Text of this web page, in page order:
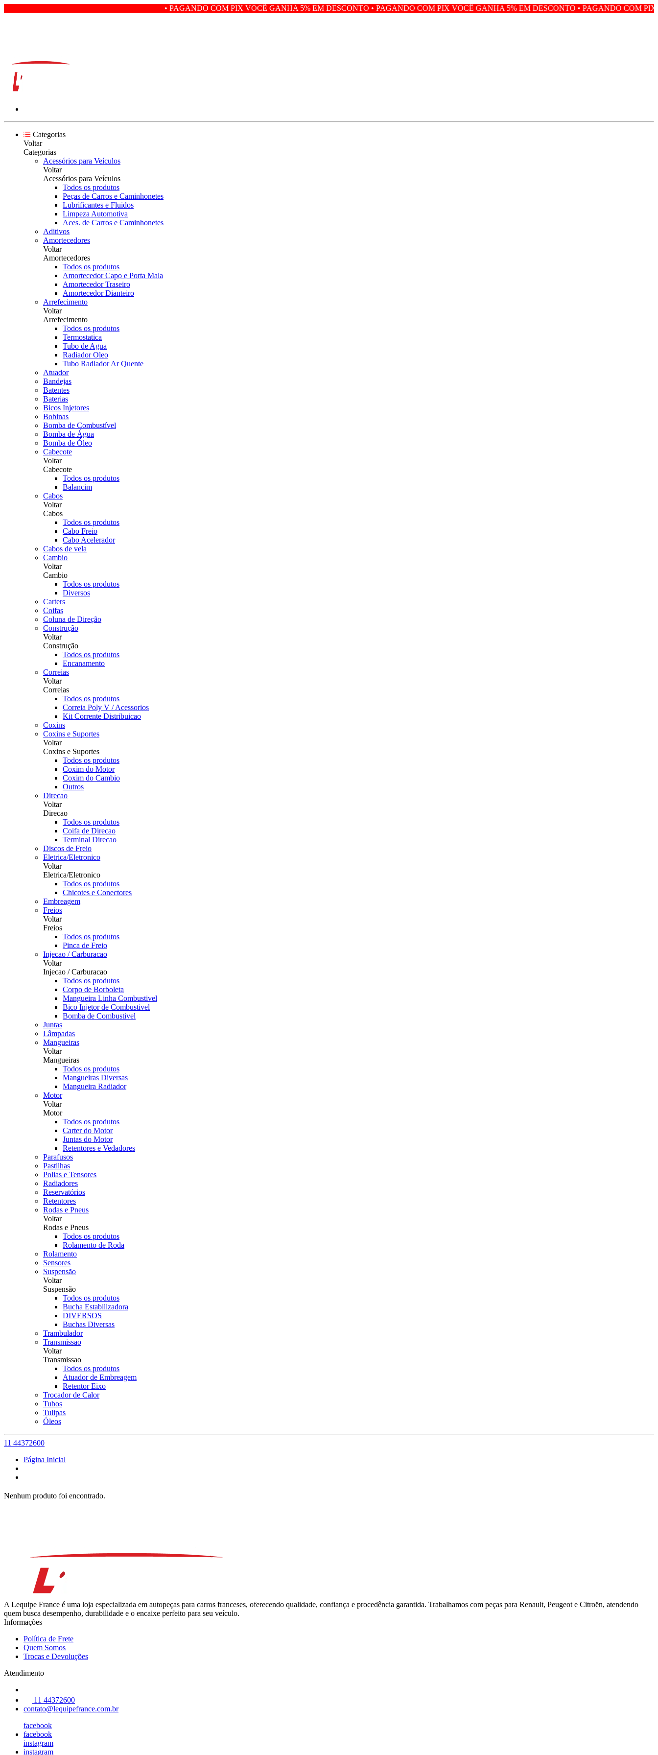
• PAGANDO COM PIX VOCÊ GANHA 5% EM DESCONTO • PAGANDO COM PIX VOCÊ GANHA 5% EM DESCONTO • PAGANDO COM PIX VOCÊ GANHA
Categorias
Voltar
Categorias
Acessórios para Veículos
Voltar
Acessórios para Veículos
Todos os produtos
Peças de Carros e Caminhonetes
Lubrificantes e Fluidos
Limpeza Automotiva
Aces. de Carros e Caminhonetes
Aditivos
Amortecedores
Voltar
Amortecedores
Todos os produtos
Amortecedor Capo e Porta Mala
Amortecedor Traseiro
Amortecedor Dianteiro
Arrefecimento
Voltar
Arrefecimento
Todos os produtos
Termostatica
Tubo de Agua
Radiador Oleo
Tubo Radiador Ar Quente
Atuador
Bandejas
Batentes
Baterias
Bicos Injetores
Bobinas
Bomba de Combustível
Bomba de Água
Bomba de Óleo
Cabecote
Voltar
Cabecote
Todos os produtos
Balancim
Cabos
Voltar
Cabos
Todos os produtos
Cabo Freio
Cabo Acelerador
Cabos de vela
Cambio
Voltar
Cambio
Todos os produtos
Diversos
Carters
Coifas
Coluna de Direção
Construção
Voltar
Construção
Todos os produtos
Encanamento
Correias
Voltar
Correias
Todos os produtos
Correia Poly V / Acessorios
Kit Corrente Distribuicao
Coxins
Coxins e Suportes
Voltar
Coxins e Suportes
Todos os produtos
Coxim do Motor
Coxim do Cambio
Outros
Direcao
Voltar
Direcao
Todos os produtos
Coifa de Direcao
Terminal Direcao
Discos de Freio
Eletrica/Eletronico
Voltar
Eletrica/Eletronico
Todos os produtos
Chicotes e Conectores
Embreagem
Freios
Voltar
Freios
Todos os produtos
Pinca de Freio
Injecao / Carburacao
Voltar
Injecao / Carburacao
Todos os produtos
Corpo de Borboleta
Mangueira Linha Combustivel
Bico Injetor de Combustivel
Bomba de Combustivel
Juntas
Lâmpadas
Mangueiras
Voltar
Mangueiras
Todos os produtos
Mangueiras Diversas
Mangueira Radiador
Motor
Voltar
Motor
Todos os produtos
Carter do Motor
Juntas do Motor
Retentores e Vedadores
Parafusos
Pastilhas
Polias e Tensores
Radiadores
Reservatórios
Retentores
Rodas e Pneus
Voltar
Rodas e Pneus
Todos os produtos
Rolamento de Roda
Rolamento
Sensores
Suspensão
Voltar
Suspensão
Todos os produtos
Bucha Estabilizadora
DIVERSOS
Buchas Diversas
Trambulador
Transmissao
Voltar
Transmissao
Todos os produtos
Atuador de Embreagem
Retentor Eixo
Trocador de Calor
Tubos
Tulipas
Óleos
11 44372600
Página Inicial
Nenhum produto foi encontrado.
A Lequipe France é uma loja especializada em autopeças para carros franceses, oferecendo qualidade, confiança e procedência garantida. Trabalhamos com peças para Renault, Peugeot e Citroën, atendendo
quem busca desempenho, durabilidade e o encaixe perfeito para seu veículo.
Informações
Política de Frete
Quem Somos
Trocas e Devoluções
Atendimento
11 44372600
contato@lequipefrance.com.br
facebook
facebook
instagram
instagram